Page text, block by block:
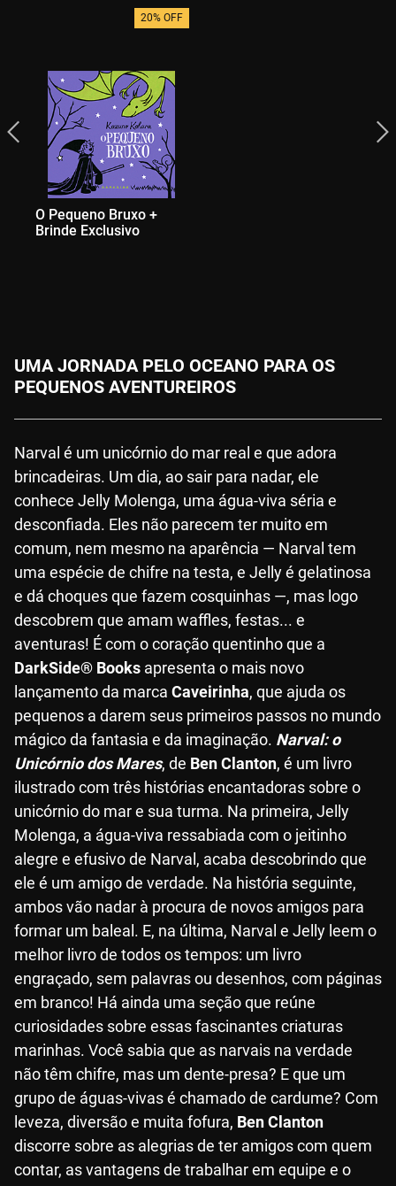
20% OFF
O Pequeno Bruxo +
Brinde Exclusivo
UMA JORNADA PELO OCEANO PARA OS
PEQUENOS AVENTUREIROS
Narval é um unicórnio do mar real e que adora
brincadeiras. Um dia, ao sair para nadar, ele
conhece Jelly Molenga, uma água-viva séria e
desconfiada. Eles não parecem ter muito em
comum, nem mesmo na aparência — Narval tem
uma espécie de chifre na testa, e Jelly é gelatinosa
e dá choques que fazem cosquinhas —, mas logo
descobrem que amam waffles, festas... e
aventuras! É com o coração quentinho que a
DarkSide® Books apresenta o mais novo
lançamento da marca Caveirinha, que ajuda os
pequenos a darem seus primeiros passos no mundo
mágico da fantasia e da imaginação. Narval: o
Unicórnio dos Mares, de Ben Clanton, é um livro
ilustrado com três histórias encantadoras sobre o
unicórnio do mar e sua turma. Na primeira, Jelly
Molenga, a água-viva ressabiada com o jeitinho
alegre e efusivo de Narval, acaba descobrindo que
ele é um amigo de verdade. Na história seguinte,
ambos vão nadar à procura de novos amigos para
formar um baleal. E, na última, Narval e Jelly leem o
melhor livro de todos os tempos: um livro
engraçado, sem palavras ou desenhos, com páginas
em branco! Há ainda uma seção que reúne
curiosidades sobre essas fascinantes criaturas
marinhas. Você sabia que as narvais na verdade
não têm chifre, mas um dente-presa? E que um
grupo de águas-vivas é chamado de cardume? Com
leveza, diversão e muita fofura, Ben Clanton
discorre sobre as alegrias de ter amigos com quem
contar, as vantagens de trabalhar em equipe e o